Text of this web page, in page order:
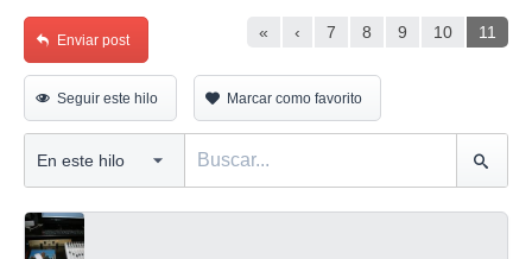
« ‹ 7 8 9 10 11
Enviar post
Seguir este hilo Marcar como favorito